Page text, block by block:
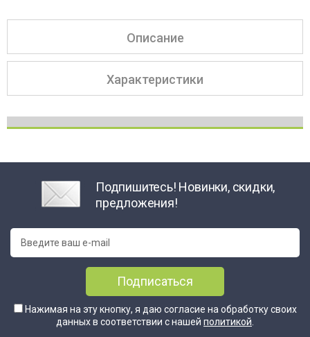
Описание
Характеристики
Подпишитесь! Новинки, скидки,
предложения!
Подписаться
Нажимая на эту кнопку, я даю согласие на обработку своих
данных в соответствии с нашей политикой